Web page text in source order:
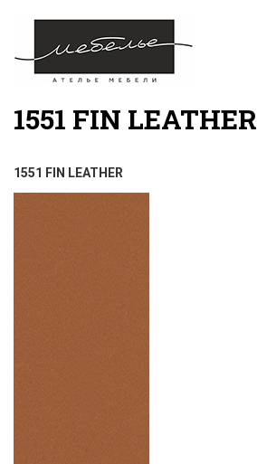
1551 FIN LEATHER
1551 FIN LEATHER